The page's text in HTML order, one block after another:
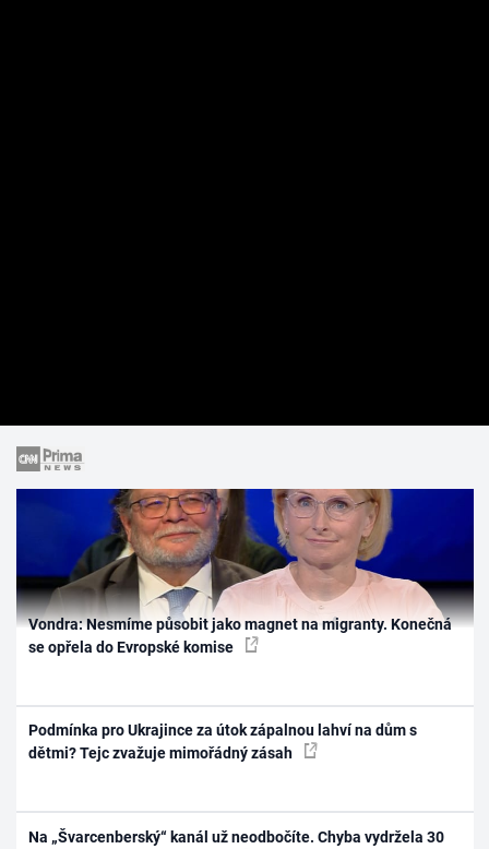
Vondra: Nesmíme působit jako magnet na migranty. Konečná
se opřela do Evropské komise
Podmínka pro Ukrajince za útok zápalnou lahví na dům s
dětmi? Tejc zvažuje mimořádný zásah
Na „Švarcenberský“ kanál už neodbočíte. Chyba vydržela 30